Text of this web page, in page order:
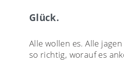
Glück.
Alle wollen es. Alle
so richtig, worauf es